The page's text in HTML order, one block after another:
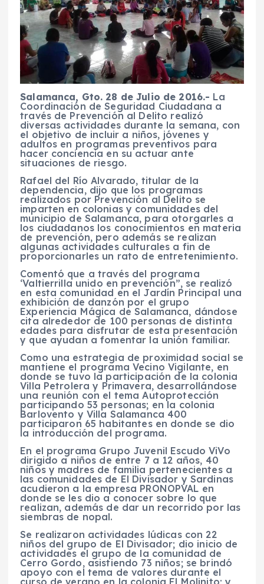
Salamanca, Gto. 28 de Julio de 2016.- La
Coordinación de Seguridad Ciudadana a
través de Prevención al Delito realizó
diversas actividades durante la semana, con
el objetivo de incluir a niños, jóvenes y
adultos en programas preventivos para
hacer conciencia en su actuar ante
situaciones de riesgo.
Rafael del Río Alvarado, titular de la
dependencia, dijo que los programas
realizados por Prevención al Delito se
imparten en colonias y comunidades del
municipio de Salamanca, para otorgarles a
los ciudadanos los conocimientos en materia
de prevención, pero además se realizan
algunas actividades culturales a fin de
proporcionarles un rato de entretenimiento.
Comentó que a través del programa
‘Valtierrilla unido en prevención”, se realizó
en esta comunidad en el Jardín Principal una
exhibición de danzón por el grupo
Experiencia Mágica de Salamanca, dándose
cita alrededor de 100 personas de distinta
edades para disfrutar de esta presentación
y que ayudan a fomentar la unión familiar.
Como una estrategia de proximidad social se
mantiene el programa Vecino Vigilante, en
donde se tuvo la participación de la colonia
Villa Petrolera y Primavera, desarrollándose
una reunión con el tema Autoprotección
participando 53 personas; en la colonia
Barlovento y Villa Salamanca 400
participaron 65 habitantes en donde se dio
la introducción del programa.
En el programa Grupo Juvenil Escudo ViVo
dirigido a niños de entre 7 a 12 años, 40
niños y madres de familia pertenecientes a
las comunidades de El Divisador y Sardinas
acudieron a la empresa PRONOPVAL en
donde se les dio a conocer sobre lo que
realizan, además de dar un recorrido por las
siembras de nopal.
Se realizaron actividades lúdicas con 22
niños del grupo de El Divisador; dio inicio de
actividades el grupo de la comunidad de
Cerro Gordo, asistiendo 73 niños; se brindó
apoyo con el tema de valores durante el